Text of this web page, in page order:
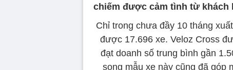
chiếm được cảm tình từ khách
Chỉ trong chưa đầy 10 tháng
được 17.696 xe. Veloz Cross
đạt doanh số trung bình gần
song mẫu xe này cũng đã góp